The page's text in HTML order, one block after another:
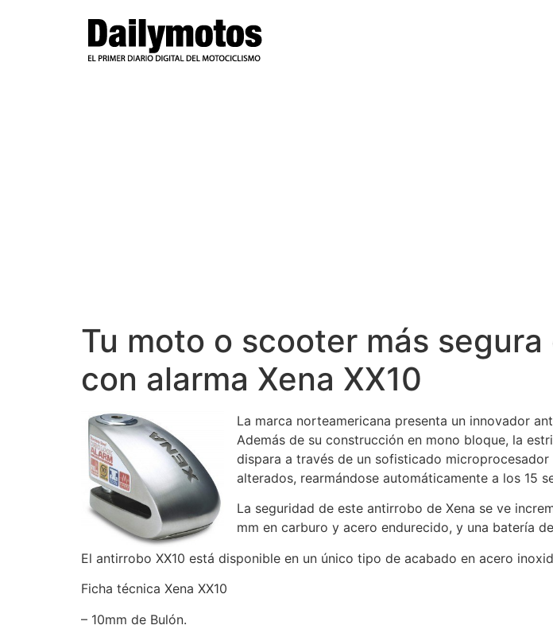
Tu moto o scooter más
con alarma Xena XX10
La marca norteamericana presenta un innovador
Además de su construcción en mono bloque, la
dispara a través de un sofisticado
alterados, rearmándose automáticamente a los 15
La seguridad de este antirrobo de Xena se ve
mm en carburo y acero endurecido, y una batería
El antirrobo XX10 está disponible en un único tipo de acabado en acero
Ficha técnica Xena XX10
– 10mm de Bulón.